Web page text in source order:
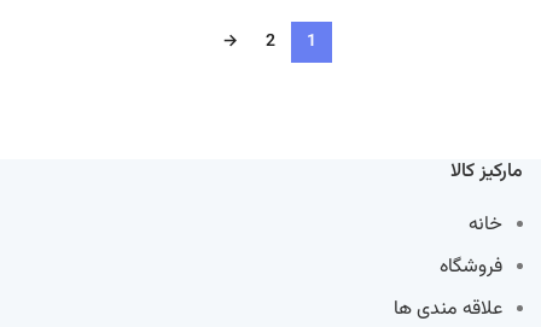
1
2
→
مارکیز کالا
خانه
فروشگاه
علاقه مندی ها